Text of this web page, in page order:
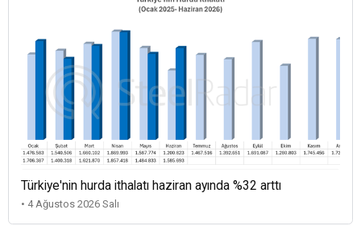
Türkiye'nin hurda ithalatı haziran ayında %32 arttı
• 4 Ağustos 2026 Salı